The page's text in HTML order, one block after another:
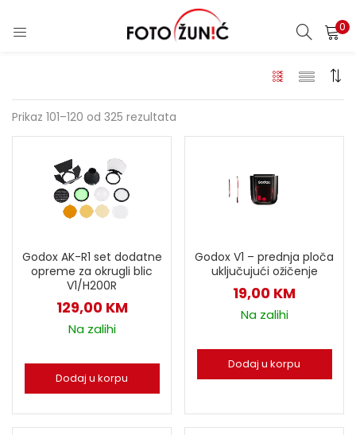
0
Prikaz 101–120 od 325 rezultata
Godox AK-R1 set dodatne
opreme za okrugli blic
V1/H200R
129,00 KM
Na zalihi
Dodaj u korpu
Godox V1 – prednja ploča
uključujući ožičenje
19,00 KM
Na zalihi
Dodaj u korpu